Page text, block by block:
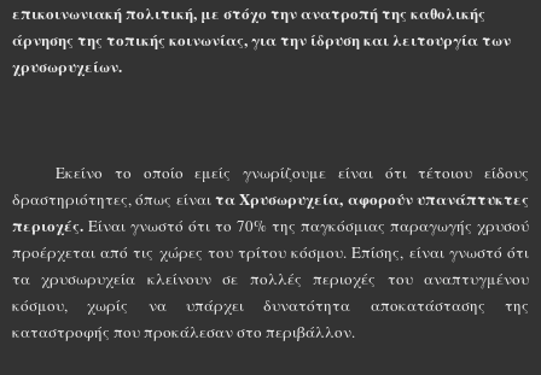
επικοινωνιακή πολιτική, με στόχο την ανατροπή της καθολικής
άρνησης της τοπικής κοινωνίας, για την ίδρυση και λειτουργία των
χρυσωρυχείων.
Εκείνο το οποίο εμείς γνωρίζουμε είναι ότι τέτοιου είδους
δραστηριότητες, όπως είναιτα Χρυσωρυχεία, αφορούν υπανάπτυκτες
περιοχές. Είναι γνωστό ότι το 70% της παγκόσμιας παραγωγής χρυσού
προέρχεται από τις χώρες του τρίτου κόσμου. Επίσης, είναι γνωστό ότι
τα χρυσωρυχεία κλείνουν σε πολλές περιοχές του αναπτυγμένου
κόσμου, χωρίς να υπάρχει δυνατότητα αποκατάστασης της
καταστροφής που προκάλεσαν στο περιβάλλον.